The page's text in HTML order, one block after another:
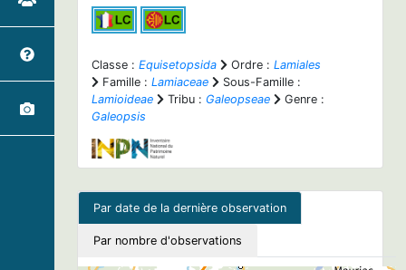
Classe : Equisetopsida Ordre : Lamiales
Famille : Lamiaceae
Sous-Famille :
Lamioideae
Tribu : Galeopseae
Genre :
Galeopsis
Par date de la dernière observation
Par nombre d'observations